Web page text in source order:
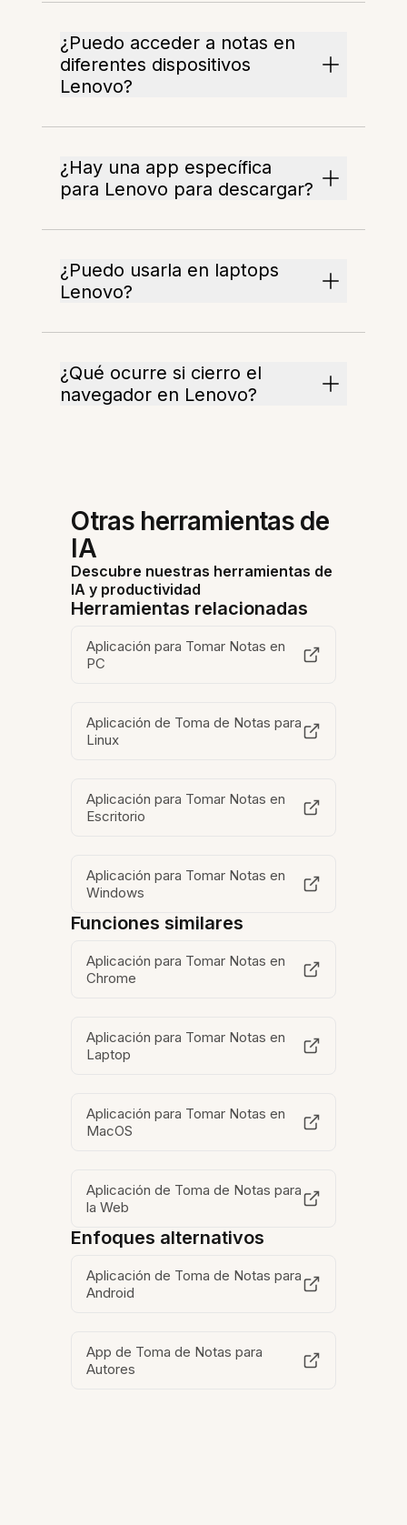
¿Puedo acceder a notas en
diferentes dispositivos
Lenovo?
¿Hay una app específica
para Lenovo para descargar?
¿Puedo usarla en laptops
Lenovo?
¿Qué ocurre si cierro el
navegador en Lenovo?
Otras herramientas de
IA
Descubre nuestras herramientas de
IA y productividad
Herramientas relacionadas
Aplicación para Tomar Notas en
PC
Aplicación de Toma de Notas para
Linux
Aplicación para Tomar Notas en
Escritorio
Aplicación para Tomar Notas en
Windows
Funciones similares
Aplicación para Tomar Notas en
Chrome
Aplicación para Tomar Notas en
Laptop
Aplicación para Tomar Notas en
MacOS
Aplicación de Toma de Notas para
la Web
Enfoques alternativos
Aplicación de Toma de Notas para
Android
App de Toma de Notas para
Autores